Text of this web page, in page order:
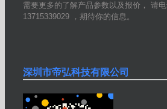
需要更多的了解产品参数以及报价， 请电
13715339029 ，期待你的信息。
深圳市帝弘科技有限公司